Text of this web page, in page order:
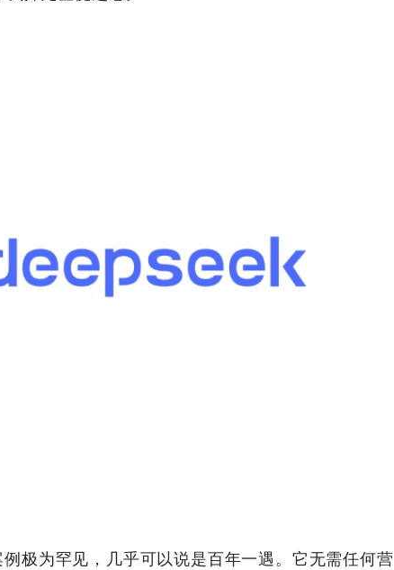
极为罕见，几乎可以说是百年一遇。它无需任何营